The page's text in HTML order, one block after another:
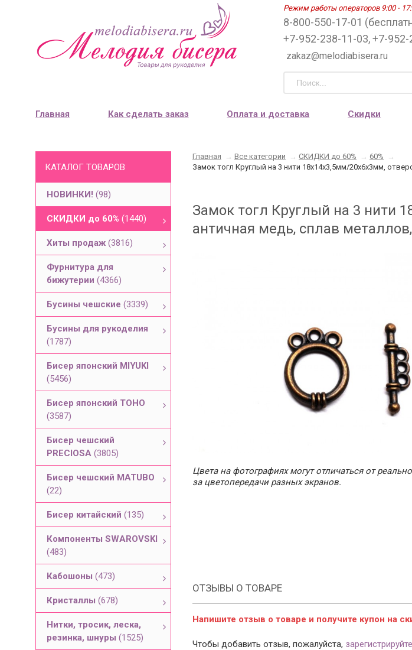
Режим работы операторов 9:00 -
8-800-550-17-01
+7-952-238-11-03, +7-
zakaz@melodiabisera.ru
Главная Как сделать заказ Оплата и доставка Скидки
КАТАЛОГ ТОВАРОВ
НОВИНКИ! (98)
СКИДКИ до 60% (1440)
Хиты продаж (3816)
Фурнитура для
бижутерии (4366)
Бусины чешские (3339)
Бусины для рукоделия
(1787)
Бисер японский MIYUKI
(5456)
Бисер японский TOHO
(3587)
Бисер чешский
PRECIOSA (3805)
Бисер чешский MATUBO
(22)
Бисер китайский (135)
Компоненты SWAROVSKI
(483)
Кабошоны (473)
Кристаллы (678)
Нитки, тросик, леска,
резинка, шнуры (1525)
Главная → Все категории → СКИДКИ до 60% → 60%
→
Замок тогл Круглый на 3 нити 18х14х3,5мм/20х6х3мм,
Замок тогл Круглый на 3 нити
античная медь, сплав
Цвета на фотографиях могут отличаться от
за цветопередачи разных экранов.
ОТЗЫВЫ О ТОВАРЕ
Напишите отзыв о товаре и получите купон на
Чтобы добавить отзыв, пожалуйста,